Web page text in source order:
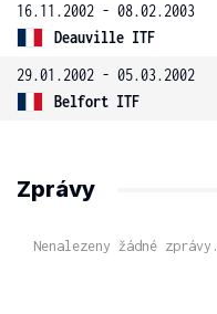
16.11.2002 - 08.02.2003
Deauville ITF
29.01.2002 - 05.03.2002
Belfort ITF
Zprávy
Nenalezeny žádné zprávy.